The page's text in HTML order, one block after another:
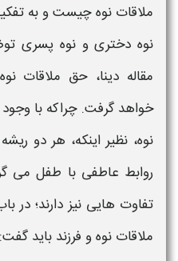
ملاقات نوهچیست و به
نوه دختری و نوه پسری
مقاله دینا، حق ملاقات
خواهد گرفت. چراکه با وجود
نوه، نظیر اینکه، هر دو
روابط عاطفی با طفل می
تفاوت هایی نیز دارند؛ در
ملاقات نوهو فرزند باید گفت: